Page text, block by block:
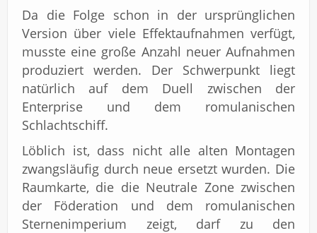
Da die Folge schon in der ursprünglichen
Version über viele Effektaufnahmen verfügt,
musste eine große Anzahl neuer Aufnahmen
produziert werden. Der Schwerpunkt liegt
natürlich auf dem Duell zwischen der
Enterprise und dem romulanischen
Schlachtschiff.
Löblich ist, dass nicht alle alten Montagen
zwangsläufig durch neue ersetzt wurden. Die
Raumkarte, die die Neutrale Zone zwischen
der Föderation und dem romulanischen
Sternenimperium zeigt, darf zu den